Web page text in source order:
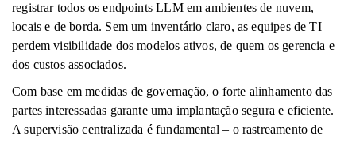
registrar todos os endpoints LLM em ambientes de nuvem,
locais e de borda. Sem um inventário claro, as equipes de TI
perdem visibilidade dos modelos ativos, de quem os gerencia e
dos custos associados.
Com base em medidas de governação, o forte alinhamento das
partes interessadas garante uma implantação segura e eficiente.
A supervisão centralizada é fundamental – o rastreamento de